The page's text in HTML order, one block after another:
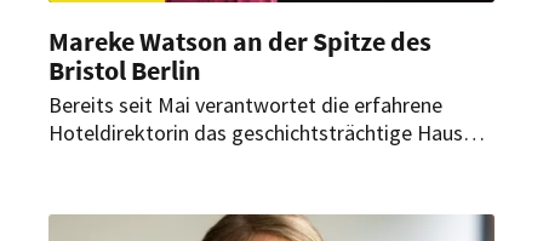
Mareke Watson an der Spitze des
Bristol Berlin
Bereits seit Mai verantwortet die erfahrene
Hoteldirektorin das geschichtsträchtige Haus
Collection.